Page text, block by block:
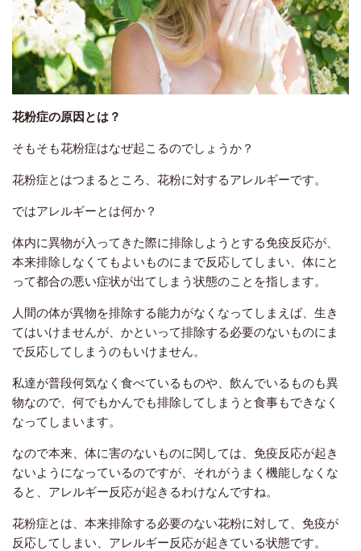
花粉症の原因とは？
そもそも花粉症はなぜ起こるのでしょうか？
花粉症とはつまるところ、花粉に対するアレルギーです。
ではアレルギーとは何か？
体内に異物が入ってきた際に排除しようとする免疫反応が、
本来排除しなくてもよいものにまで反応してしまい、体にと
って都合の悪い症状が出てしまう状態のことを指します。
人間の体が異物を排除する能力がなくなってしまえば、生き
てはいけませんが、かといって排除する必要のないものにま
で反応してしまうのもいけません。
私達が普段何気なく食べているものや、飲んでいるものも異
物なので、何でもかんでも排除してしまうと食事もできなく
なってしまいます。
なので本来、体に害のないものに関しては、免疫反応が起き
ないようになっているのですが、それがうまく機能しなくな
ると、アレルギー反応が起きるわけなんですね。
花粉症とは、本来排除する必要のない花粉に対して、免疫が
反応してしまい、アレルギー反応が起きている状態です。